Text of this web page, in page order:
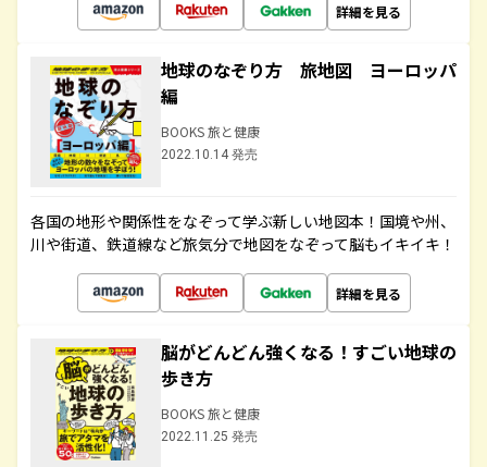
詳細を見る
地球のなぞり方 旅地図 ヨーロッパ
編
BOOKS 旅と健康
2022.10.14 発売
各国の地形や関係性をなぞって学ぶ新しい地図本！国境や州、
川や街道、鉄道線など旅気分で地図をなぞって脳もイキイキ！
詳細を見る
脳がどんどん強くなる！すごい地球の
歩き方
BOOKS 旅と健康
2022.11.25 発売